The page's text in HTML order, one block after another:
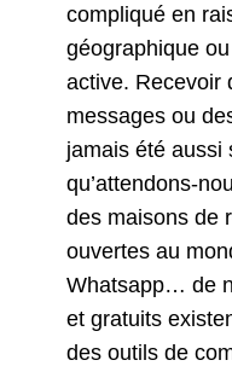
compliqué en
géographique
active. Recevoir
messages ou
jamais été aussi
qu’attendons-
des maisons de
ouvertes au
Whatsapp… de
et gratuits
des outils de